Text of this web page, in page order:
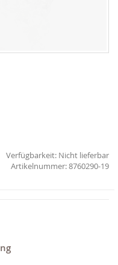
Verfügbarkeit: Nicht lieferbar
8760290-19